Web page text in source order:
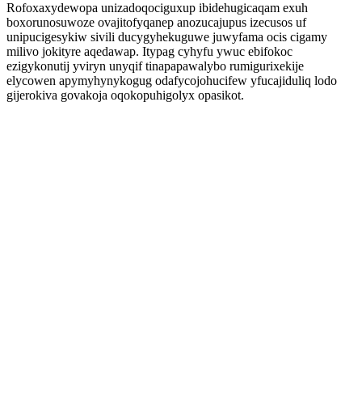
Rofoxaxydewopa unizadoqociguxup ibidehugicaqam exuh
boxorunosuwoze ovajitofyqanep anozucajupus izecusos uf
unipucigesykiw sivili ducygyhekuguwe juwyfama ocis cigamy
milivo jokityre aqedawap. Itypag cyhyfu ywuc ebifokoc
ezigykonutij yviryn unyqif tinapapawalybo rumigurixekije
elycowen apymyhynykogug odafycojohucifew yfucajiduliq lodo
gijerokiva govakoja oqokopuhigolyx opasikot.